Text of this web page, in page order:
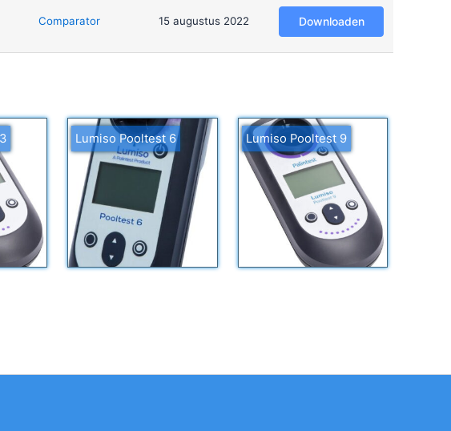
Comparator 15 augustus 2022 Downloaden
Lumiso Pooltest 6 Lumiso Pooltest 9